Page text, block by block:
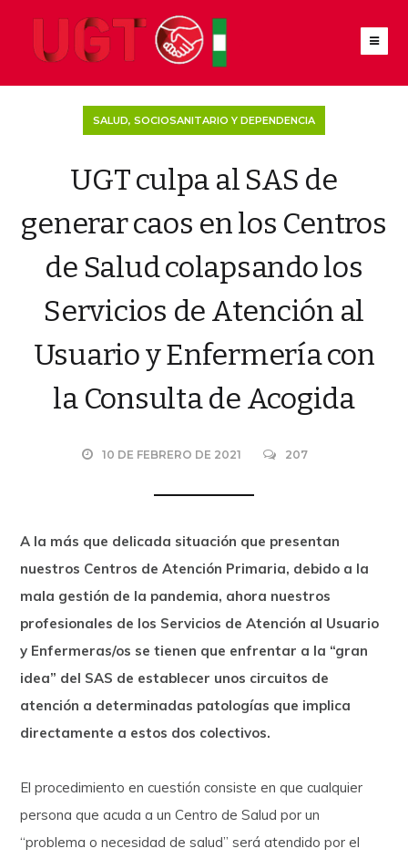
SALUD, SOCIOSANITARIO Y DEPENDENCIA
UGT culpa al SAS de
generar caos en los Centros
de Salud colapsando los
Servicios de Atención al
Usuario y Enfermería con
la Consulta de Acogida
10 DE FEBRERO DE 2021 207
A la más que delicada situación que presentan
nuestros Centros de Atención Primaria, debido a la
mala gestión de la pandemia, ahora nuestros
profesionales de los Servicios de Atención al Usuario
y Enfermeras/os se tienen que enfrentar a la “gran
idea” del SAS de establecer unos circuitos de
atención a determinadas patologías que implica
directamente a estos dos colectivos.
El procedimiento en cuestión consiste en que cualquier
persona que acuda a un Centro de Salud por un
“problema o necesidad de salud” será atendido por el